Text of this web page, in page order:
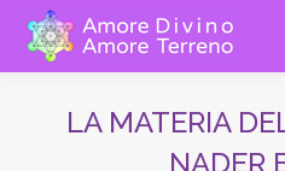
LA MATERIA
NADER